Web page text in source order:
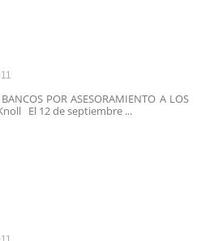
POR ASESORAMIENTO A LOS
El 12 de septiembre ...